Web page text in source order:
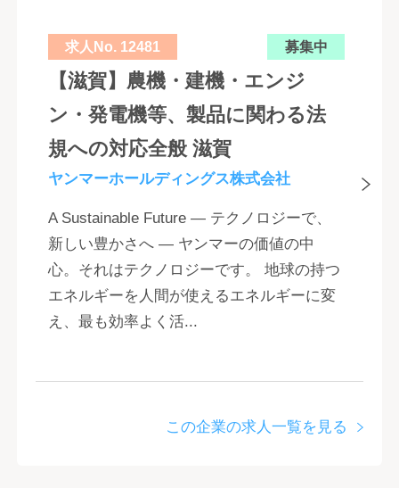
求人No. 12481 募集中
【滋賀】農機・建機・エンジ
ン・発電機等、製品に関わる法
規への対応全般 滋賀
ヤンマーホールディングス株式会社
A Sustainable Future ― テクノロジーで、
新しい豊かさへ ― ヤンマーの価値の中
心。それはテクノロジーです。 地球の持つ
エネルギーを人間が使えるエネルギーに変
え、最も効率よく活...
この企業の求人一覧を見る